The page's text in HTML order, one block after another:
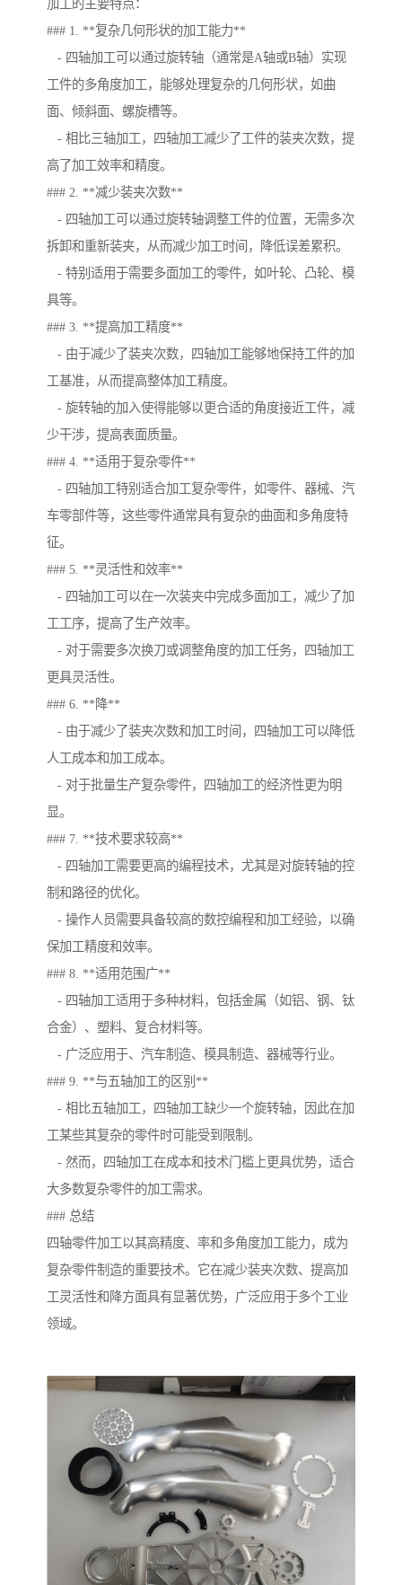
加工的主要特点：
### 1. **复杂几何形状的加工能力**
- 四轴加工可以通过旋转轴（通常是A轴或B轴）实现
工件的多角度加工，能够处理复杂的几何形状，如曲
面、倾斜面、螺旋槽等。
- 相比三轴加工，四轴加工减少了工件的装夹次数，提
高了加工效率和精度。
### 2. **减少装夹次数**
- 四轴加工可以通过旋转轴调整工件的位置，无需多次
拆卸和重新装夹，从而减少加工时间，降低误差累积。
- 特别适用于需要多面加工的零件，如叶轮、凸轮、模
具等。
### 3. **提高加工精度**
- 由于减少了装夹次数，四轴加工能够地保持工件的加
工基准，从而提高整体加工精度。
- 旋转轴的加入使得能够以更合适的角度接近工件，减
少干涉，提高表面质量。
### 4. **适用于复杂零件**
- 四轴加工特别适合加工复杂零件，如零件、器械、汽
车零部件等，这些零件通常具有复杂的曲面和多角度特
征。
### 5. **灵活性和效率**
- 四轴加工可以在一次装夹中完成多面加工，减少了加
工工序，提高了生产效率。
- 对于需要多次换刀或调整角度的加工任务，四轴加工
更具灵活性。
### 6. **降**
- 由于减少了装夹次数和加工时间，四轴加工可以降低
人工成本和加工成本。
- 对于批量生产复杂零件，四轴加工的经济性更为明
显。
### 7. **技术要求较高**
- 四轴加工需要更高的编程技术，尤其是对旋转轴的控
制和路径的优化。
- 操作人员需要具备较高的数控编程和加工经验，以确
保加工精度和效率。
### 8. **适用范围广**
- 四轴加工适用于多种材料，包括金属（如铝、钢、钛
合金）、塑料、复合材料等。
- 广泛应用于、汽车制造、模具制造、器械等行业。
### 9. **与五轴加工的区别**
- 相比五轴加工，四轴加工缺少一个旋转轴，因此在加
工某些其复杂的零件时可能受到限制。
- 然而，四轴加工在成本和技术门槛上更具优势，适合
大多数复杂零件的加工需求。
### 总结
四轴零件加工以其高精度、率和多角度加工能力，成为
复杂零件制造的重要技术。它在减少装夹次数、提高加
工灵活性和降方面具有显著优势，广泛应用于多个工业
领域。